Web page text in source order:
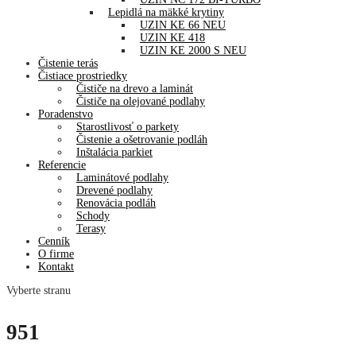
Lepidlá na mäkké krytiny
UZIN KE 66 NEU
UZIN KE 418
UZIN KE 2000 S NEU
Čistenie terás
Čistiace prostriedky
Čističe na drevo a laminát
Čističe na olejované podlahy
Poradenstvo
Starostlivosť o parkety
Čistenie a ošetrovanie podláh
Inštalácia parkiet
Referencie
Laminátové podlahy
Drevené podlahy
Renovácia podláh
Schody
Terasy
Cenník
O firme
Kontakt
Vyberte stranu
951